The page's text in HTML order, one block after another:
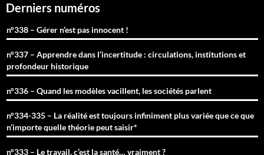
Derniers numéros
n°338 – Gérer n’est pas innocent !
n°337 – Apprendre dans l’incertitude : circulations, institutions et
profondeur historique
n°336 – Quand les modèles vacillent, les sociétés parlent
n°334-335 – La réalité est toujours infiniment plus variée que ce que
n’importe quelle théorie peut saisir*
n°333 – Le travail, c’est la santé… vraiment ?